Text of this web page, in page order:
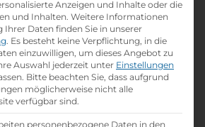
printLehrstelle ausdrucken
Anzeigen und Inhalte oder die
und Inhalten. Weitere Informationen
Ihrer Daten finden Sie in unserer
. Es besteht keine Verpflichtung, in die
einzuwilligen, um dieses Angebot zu
Auswahl jederzeit unter Einstellungen
Bitte beachten Sie, dass aufgrund
möglicherweise nicht alle
verfügbar sind.
personenbezogene Daten in den